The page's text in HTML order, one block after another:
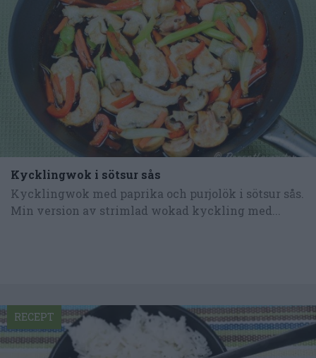
Kycklingwok i sötsur sås
Kycklingwok med paprika och purjolök i sötsur sås.
Min version av strimlad wokad kyckling med...
RECEPT